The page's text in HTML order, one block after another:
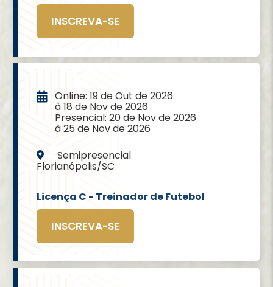
INSCREVA-SE
Online: 19 de Out de 2026
à 18 de Nov de 2026
Presencial: 20 de Nov de 2026
à 25 de Nov de 2026
Semipresencial
Florianópolis/SC
Licença C - Treinador de Futebol
INSCREVA-SE